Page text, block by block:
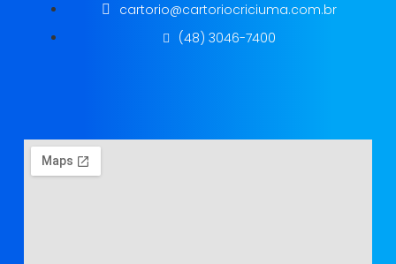
cartorio@cartoriocriciuma.com.br
(48) 3046-7400